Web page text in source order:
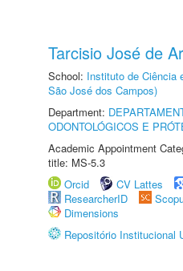
Tarcisio José de
School: Instituto de Ciência
São José dos Campos)
Department:
ODONTOLÓGICOS E
Academic Appointment
title: MS-5.3
Orcid
CV Lattes
ResearcherID
Dimensions
Repositório Institucional